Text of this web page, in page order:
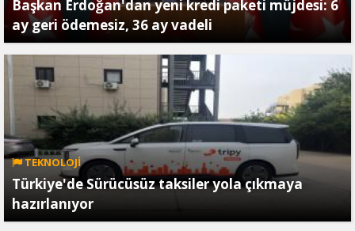
Başkan Erdoğan'dan yeni kredi paketi müjdesi: 6
ay geri ödemesiz, 36 ay vadeli
TEKNOLOJİ
Türkiye'de Sürücüsüz taksiler yola çıkmaya
hazırlanıyor